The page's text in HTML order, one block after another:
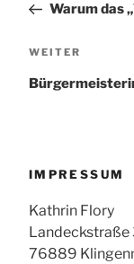
Warum das
Nächster
WEITER
IMPRESSUM
Kathrin Flory
Landeckstraße
76889